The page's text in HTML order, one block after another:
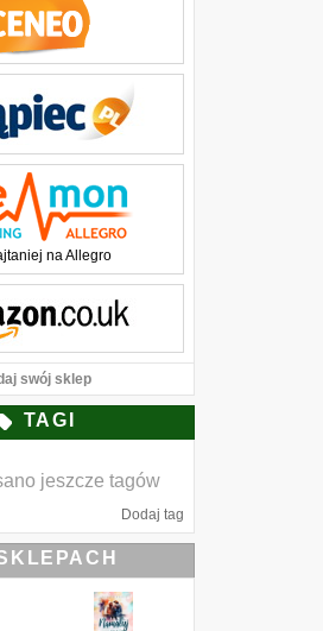
na Allegro
swój sklep
TAGI
jeszcze tagów
Dodaj tag